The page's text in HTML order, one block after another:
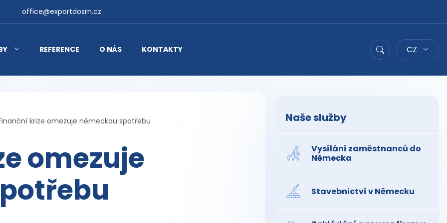
office@exportdosrn.cz
REFERENCE O NÁS KONTAKTY
Hledat
CZ
krize omezuje německou spotřebu
omezuje
Naše služby
Vysílání zaměstnanců do
Německa
Stavebnictví v Německu